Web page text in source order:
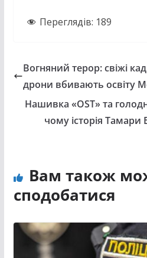
Переглядів: 189
Вогняний терор: свіжі
дрони вбивають освіту
Нашивка «OST» та
чому історія Тамари
Вам також
сподобатися